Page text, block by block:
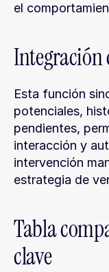
el
Integración
Esta función
potenciales,
pendientes,
interacción y
intervención
estrategia de
Tabla
clave